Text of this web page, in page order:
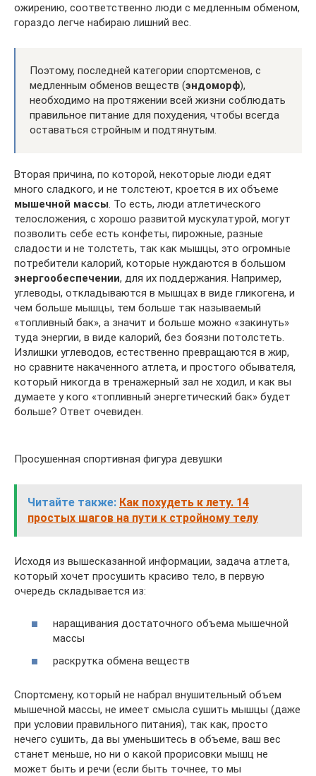
ожирению, соответственно люди с медленным обменом,
гораздо легче набираю лишний вес.
Поэтому, последней категории спортсменов, с
медленным обменов веществ (эндоморф),
необходимо на протяжении всей жизни соблюдать
правильное питание для похудения, чтобы всегда
оставаться стройным и подтянутым.
Вторая причина, по которой, некоторые люди едят
много сладкого, и не толстеют, кроется в их объеме
мышечной массы . То есть, люди атлетического
телосложения, с хорошо развитой мускулатурой, могут
позволить себе есть конфеты, пирожные, разные
сладости и не толстеть, так как мышцы, это огромные
потребители калорий, которые нуждаются в большом
энергообеспечении, для их поддержания. Например,
углеводы, откладываются в мышцах в виде гликогена, и
чем больше мышцы, тем больше так называемый
«топливный бак», а значит и больше можно «закинуть»
туда энергии, в виде калорий, без боязни потолстеть.
Излишки углеводов, естественно превращаются в жир,
но сравните накаченного атлета, и простого обывателя,
который никогда в тренажерный зал не ходил, и как вы
думаете у кого «топливный энергетический бак» будет
больше? Ответ очевиден.
Просушенная спортивная фигура девушки
Читайте также: Как похудеть к лету. 14
простых шагов на пути к стройному телу
Исходя из вышесказанной информации, задача атлета,
который хочет просушить красиво тело, в первую
очередь складывается из:
наращивания достаточного объема мышечной
массы
раскрутка обмена веществ
Спортсмену, который не набрал внушительный объем
мышечной массы, не имеет смысла сушить мышцы (даже
при условии правильного питания), так как, просто
нечего сушить, да вы уменьшитесь в объеме, ваш вес
станет меньше, но ни о какой прорисовки мышц не
может быть и речи (если быть точнее, то мы